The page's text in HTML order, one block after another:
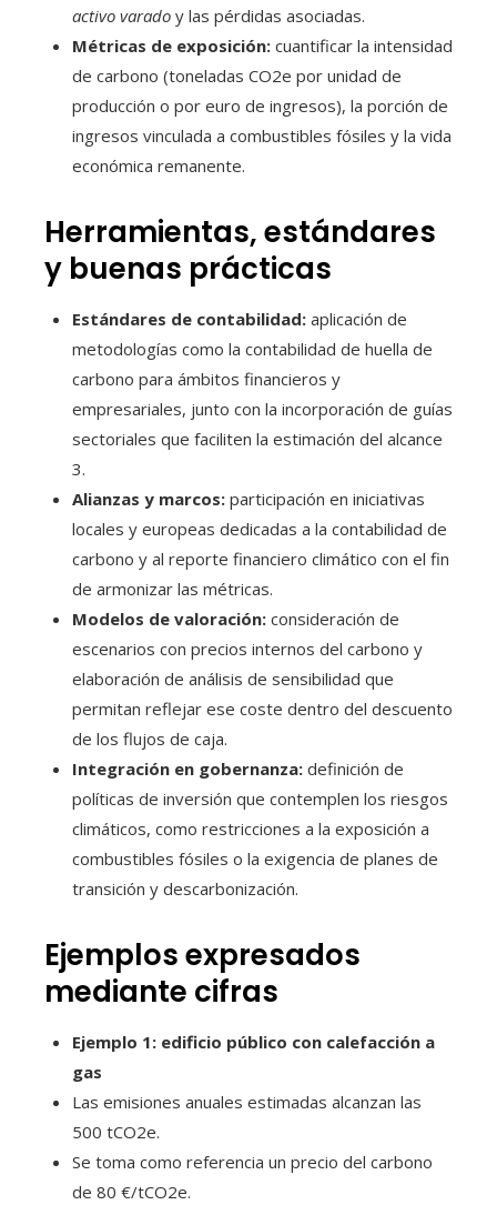
activo varado y las pérdidas asociadas.
Métricas de exposición: cuantificar la intensidad
de carbono (toneladas CO2e por unidad de
producción o por euro de ingresos), la porción de
ingresos vinculada a combustibles fósiles y la vida
económica remanente.
Herramientas, estándares
y buenas prácticas
Estándares de contabilidad: aplicación de
metodologías como la contabilidad de huella de
carbono para ámbitos financieros y
empresariales, junto con la incorporación de guías
sectoriales que faciliten la estimación del alcance
3.
Alianzas y marcos: participación en iniciativas
locales y europeas dedicadas a la contabilidad de
carbono y al reporte financiero climático con el fin
de armonizar las métricas.
Modelos de valoración: consideración de
escenarios con precios internos del carbono y
elaboración de análisis de sensibilidad que
permitan reflejar ese coste dentro del descuento
de los flujos de caja.
Integración en gobernanza: definición de
políticas de inversión que contemplen los riesgos
climáticos, como restricciones a la exposición a
combustibles fósiles o la exigencia de planes de
transición y descarbonización.
Ejemplos expresados
mediante cifras
Ejemplo 1: edificio público con calefacción a
gas
Las emisiones anuales estimadas alcanzan las
500 tCO2e.
Se toma como referencia un precio del carbono
de 80 €/tCO2e.